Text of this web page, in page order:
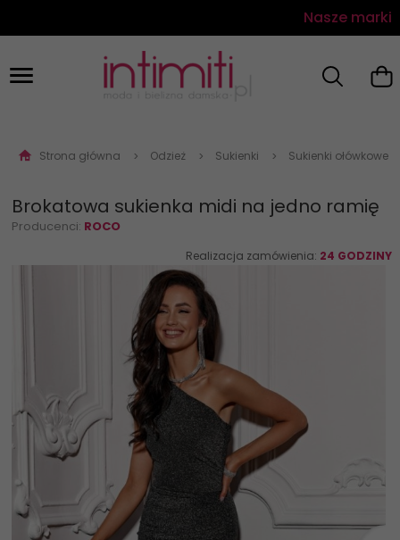
Nasze marki
Strona główna Odzież Sukienki Sukienki ołówkowe
Brokatowa sukienka midi na jedno ramię
Producenci: ROCO
Realizacja zamówienia: 24 GODZINY